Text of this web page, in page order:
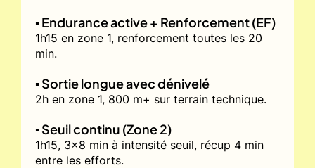
▪️ Endurance active + Renforcement (EF)
1h15 en zone 1, renforcement toutes les 20
min.
▪️ Sortie longue avec dénivelé
2h en zone 1, 800 m+ sur terrain technique.
▪️ Seuil continu (Zone 2)
1h15, 3x8 min à intensité seuil, récup 4 min
entre les efforts.